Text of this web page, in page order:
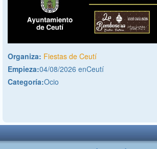
Organiza: Fiestas de Ceutí
Empieza:04/08/2026 enCeutí
Categoría:Ocio